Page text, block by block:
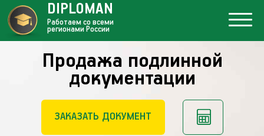
Продажа подлинной
документации
ЗАКАЗАТЬ ДОКУМЕНТ
DIPLOMAN
Работаем со всеми
регионами России